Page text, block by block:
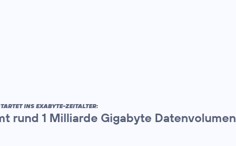
INS EXABYTE-ZEITALTER:
rund 1 Milliarde Gigabyte Datenvolumen